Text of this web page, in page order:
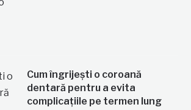
Cum îngrijești o coroană
dentară pentru a evita
complicațiile pe termen lung